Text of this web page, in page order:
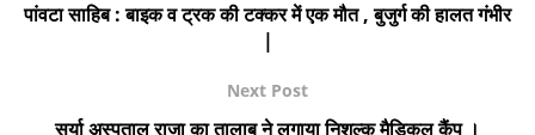
पांवटा साहिब : बाइक व ट्रक की टक्कर में एक मौत , बुजुर्ग की हालत गंभीर
|
Next Post
सुर्या अस्पताल राजा का तालाब ने लगाया निशुल्क मैडिकल कैंप ।